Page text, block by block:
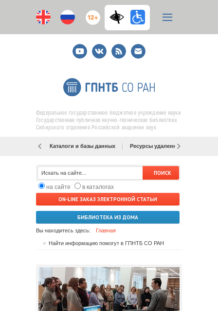
12+
YoutubeВКонтакте
RSS
E-
mail
подписка
Федеральное государственное бюджетное учреждение науки
Государственная публичная научно-техническая библиотека
Сибирского отделения Российской академии наук
Каталоги и базы данных Ресурсы удаленного доступа
на сайте
в каталогах
ON-LINE ЗАКАЗ ЭЛЕКТРОННОЙ СТАТЬИ
БИБЛИОТЕКА ИЗ ДОМА
Вы находитесь здесь: Главная
Найти информацию помогут в ГПНТБ СО РАН